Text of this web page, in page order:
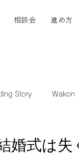
相談会 進め方
Story Wakon
婚式は失